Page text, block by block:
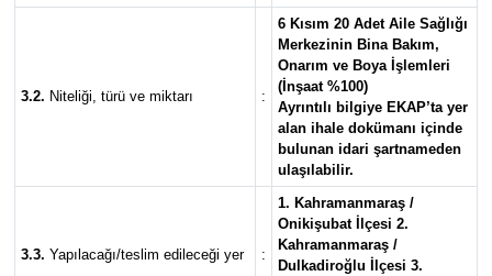
3.2. Niteliği, türü ve miktarı :
6 Kısım 20 Adet Aile Sağlığı
Merkezinin Bina Bakım,
Onarım ve Boya İşlemleri
(İnşaat %100)
Ayrıntılı bilgiye EKAP’ta yer
alan ihale dokümanı içinde
bulunan idari şartnameden
ulaşılabilir.
3.3. Yapılacağı/teslim edileceği yer :
1. Kahramanmaraş /
Onikişubat İlçesi 2.
Kahramanmaraş /
Dulkadiroğlu İlçesi 3.